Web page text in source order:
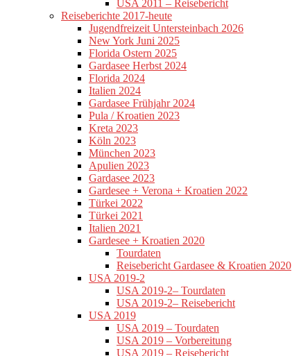
USA 2011 – Reisebericht
Reiseberichte 2017-heute
Jugendfreizeit Untersteinbach 2026
New York Juni 2025
Florida Ostern 2025
Gardasee Herbst 2024
Florida 2024
Italien 2024
Gardasee Frühjahr 2024
Pula / Kroatien 2023
Kreta 2023
Köln 2023
München 2023
Apulien 2023
Gardasee 2023
Gardesee + Verona + Kroatien 2022
Türkei 2022
Türkei 2021
Italien 2021
Gardesee + Kroatien 2020
Tourdaten
Reisebericht Gardasee & Kroatien 2020
USA 2019-2
USA 2019-2– Tourdaten
USA 2019-2– Reisebericht
USA 2019
USA 2019 – Tourdaten
USA 2019 – Vorbereitung
USA 2019 – Reisebericht